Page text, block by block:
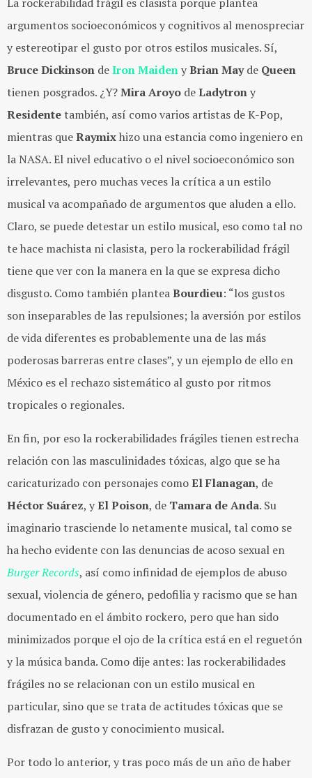
argumentos socioeconómicos y cognitivos al menospreciar
y estereotipar el gusto por otros estilos musicales. Sí,
Bruce Dickinson deIron MaidenyBrian Mayde Queen
tienen posgrados. ¿Y?Mira Aroyo deLadytrony
Residente también, así como varios artistas de K-Pop,
mientras queRaymixhizo una estancia como ingeniero en
la NASA. El nivel educativo o el nivel socioeconómico son
irrelevantes, pero muchas veces la crítica a un estilo
musical va acompañado de argumentos que aluden a ello.
Claro, se puede detestar un estilo musical, eso como tal no
te hace machista ni clasista, pero la rockerabilidad frágil
tiene que ver con la manera en la que se expresa dicho
disgusto. Como también planteaBourdieu: “los gustos
son inseparables de las repulsiones; la aversión por estilos
de vida diferentes es probablemente una de las más
poderosas barreras entre clases”, y un ejemplo de ello en
México es el rechazo sistemático al gusto por ritmos
tropicales o regionales.
En fin, por eso la rockerabilidades frágiles tienen estrecha
relación con las masculinidades tóxicas, algo que se ha
caricaturizado con personajes comoEl Flanagan, de
Héctor Suárez, yEl Poison, de Tamara de Anda. Su
imaginario trasciende lo netamente musical, tal como se
ha hecho evidente con las denuncias de acoso sexual en
Burger Records, así como infinidad de ejemplos de abuso
sexual, violencia de género, pedofilia y racismo que se han
documentado en el ámbito rockero, pero que han sido
minimizados porque el ojo de la crítica está en el reguetón
y la música banda. Como dije antes: las rockerabilidades
frágiles no se relacionan con un estilo musical en
particular, sino que se trata de actitudes tóxicas que se
disfrazan de gusto y conocimiento musical.
Por todo lo anterior, y tras poco más de un año de haber